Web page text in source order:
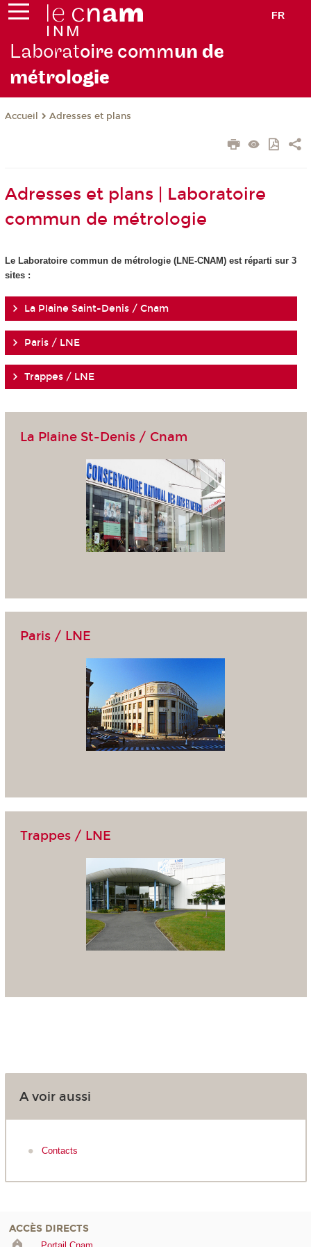
FR
Laboratoire commun de
métrologie
Accueil Adresses et plans
Adresses et plans | Laboratoire
commun de métrologie
Le Laboratoire commun de métrologie (LNE-CNAM) est réparti sur 3
sites :
La Plaine Saint-Denis / Cnam
Paris / LNE
Trappes / LNE
La Plaine St-Denis / Cnam
Paris / LNE
Trappes / LNE
A voir aussi
Contacts
ACCÈS DIRECTS